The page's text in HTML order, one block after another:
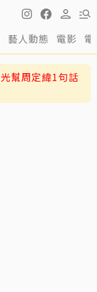
藝人動態 電影